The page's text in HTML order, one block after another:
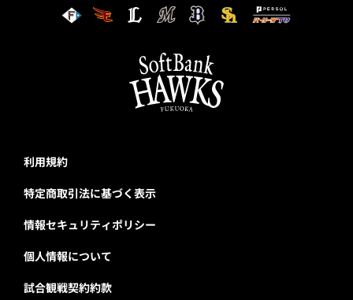
利用規約
特定商取引法に基づく表示
情報セキュリティポリシー
個人情報について
試合観戦契約約款